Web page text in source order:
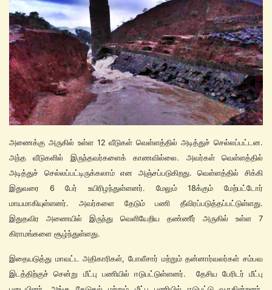
அணைக்கு அருகில் உள்ள 12 வீடுகள் வெள்ளத்தில் அடித்துச் செல்லப்பட்டன.
அந்த வீடுகளில் இருந்தவர்களைக் காணவில்லை. அவர்கள் வெள்ளத்தில்
அடித்துச் செல்லப்பட்டிருக்கலாம் என அஞ்சப்படுகிறது. வெள்ளத்தில் சிக்கி
இதுவரை 6 பேர் உயிரிழந்துள்ளனர். மேலும் 18க்கும் மேற்பட்டோர்
மாயமாகியுள்ளனர். அவர்களை தேடும் பணி தீவிரப்படுத்தப்பட்டுள்ளது.
இதுதவிர அணையில் இருந்து வெளியேறிய தண்ணீர் அருகில் உள்ள 7
கிராமங்களை சூழ்ந்துள்ளது.
இதையடுத்து மாவட்ட அதிகாரிகள், போலீசார் மற்றும் தன்னார்வலர்கள் சம்பவ
இடத்திற்குச் சென்று மீட்பு பணியில் ஈடுபட்டுள்ளனர். தேசிய பேரிடர் மீட்பு